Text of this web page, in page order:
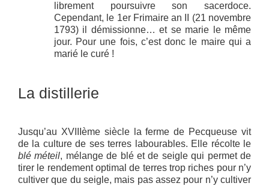
librement poursuivre son sacerdoce.
Cependant, le 1er Frimaire an II (21 novembre
1793) il démissionne… et se marie le même
jour. Pour une fois, c’est donc le maire qui a
marié le curé !
La distillerie
Jusqu’au XVIIIème siècle la ferme de Pecqueuse vit
de la culture de ses terres labourables. Elle récolte le
blé méteil, mélange de blé et de seigle qui permet de
tirer le rendement optimal de terres trop riches pour n’y
cultiver que du seigle, mais pas assez pour n’y cultiver